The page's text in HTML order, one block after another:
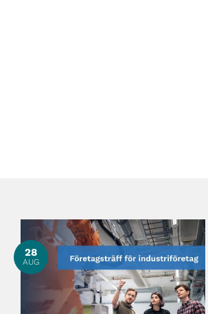
28
AUG
Instegsprogram: Ta nästa steg i utvecklingen!